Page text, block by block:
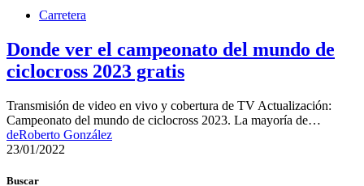
Carretera
Donde ver el campeonato del mundo de
ciclocross 2023 gratis
Transmisión de video en vivo y cobertura de TV Actualización:
Campeonato del mundo de ciclocross 2023. La mayoría de…
deRoberto González
23/01/2022
Buscar